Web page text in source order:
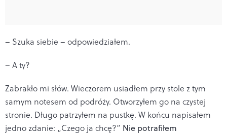
– Szuka siebie – odpowiedziałem.
– A ty?
Zabrakło mi słów. Wieczorem usiadłem przy stole z tym
samym notesem od podróży. Otworzyłem go na czystej
stronie. Długo patrzyłem na pustkę. W końcu napisałem
jedno zdanie: „Czego ja chcę?” Nie potrafiłem